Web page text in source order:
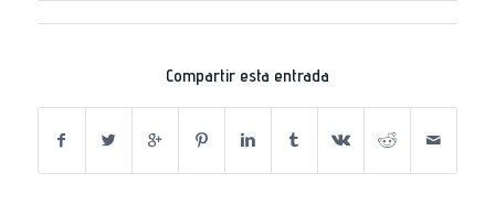
Compartir esta entrada